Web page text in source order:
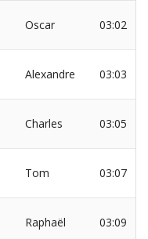
Oscar 03:02
Alexandre 03:03
Charles 03:05
Tom 03:07
Raphaël 03:09